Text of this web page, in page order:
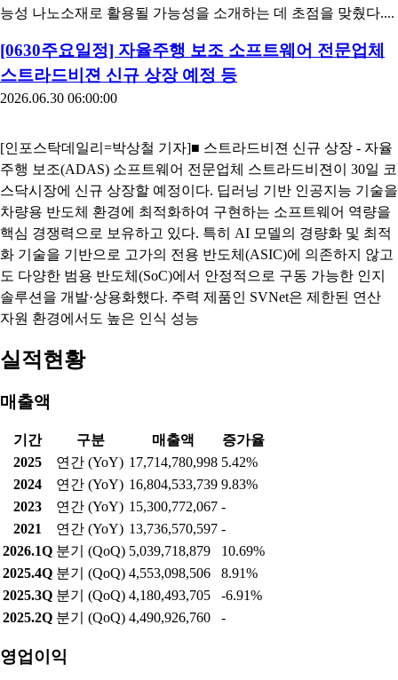
능성 나노소재로 활용될 가능성을 소개하는 데 초점을 맞췄다....
[0630주요일정] 자율주행 보조 소프트웨어 전문업체
스트라드비젼 신규 상장 예정 등
2026.06.30 06:00:00
[인포스탁데일리=박상철 기자]■ 스트라드비젼 신규 상장 - 자율
주행 보조(ADAS) 소프트웨어 전문업체 스트라드비젼이 30일 코
스닥시장에 신규 상장할 예정이다. 딥러닝 기반 인공지능 기술을
차량용 반도체 환경에 최적화하여 구현하는 소프트웨어 역량을
핵심 경쟁력으로 보유하고 있다. 특히 AI 모델의 경량화 및 최적
화 기술을 기반으로 고가의 전용 반도체(ASIC)에 의존하지 않고
도 다양한 범용 반도체(SoC)에서 안정적으로 구동 가능한 인지
솔루션을 개발·상용화했다. 주력 제품인 SVNet은 제한된 연산
자원 환경에서도 높은 인식 성능
실적현황
매출액
기간 구분 매출액
증가율
2025
연간 (YoY) 17,714,780,998 5.42%
2024
연간 (YoY) 16,804,533,739 9.83%
2023
연간 (YoY) 15,300,772,067 -
2021
연간 (YoY) 13,736,570,597 -
2026.1Q 분기 (QoQ) 5,039,718,879
10.69%
2025.4Q 분기 (QoQ) 4,553,098,506
8.91%
2025.3Q 분기 (QoQ) 4,180,493,705
-6.91%
2025.2Q 분기 (QoQ) 4,490,926,760 -
영업이익